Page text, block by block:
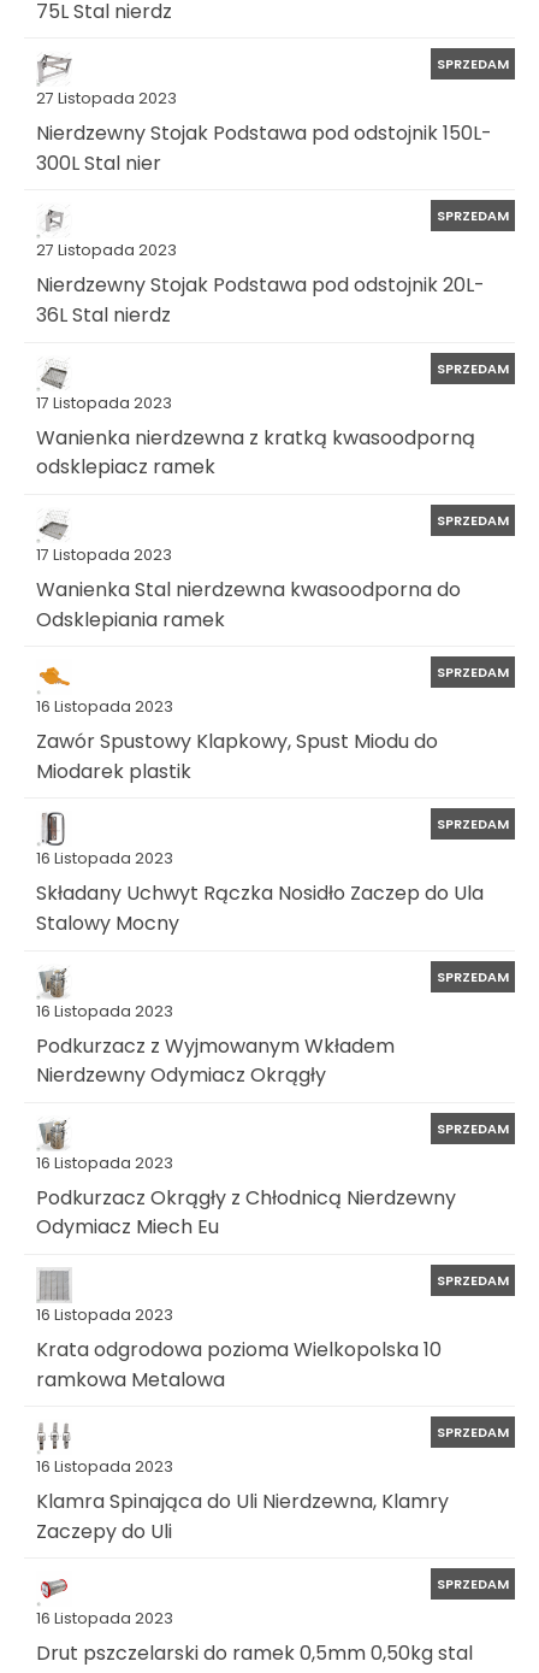
75L Stal nierdz
27 Listopada 2023
SPRZEDAM
Nierdzewny Stojak Podstawa pod odstojnik 150L-
300L Stal nier
27 Listopada 2023
SPRZEDAM
Nierdzewny Stojak Podstawa pod odstojnik 20L-
36L Stal nierdz
17 Listopada 2023
SPRZEDAM
Wanienka nierdzewna z kratką kwasoodporną
odsklepiacz ramek
17 Listopada 2023
SPRZEDAM
Wanienka Stal nierdzewna kwasoodporna do
Odsklepiania ramek
16 Listopada 2023
SPRZEDAM
Zawór Spustowy Klapkowy, Spust Miodu do
Miodarek plastik
16 Listopada 2023
SPRZEDAM
Składany Uchwyt Rączka Nosidło Zaczep do Ula
Stalowy Mocny
16 Listopada 2023
SPRZEDAM
Podkurzacz z Wyjmowanym Wkładem
Nierdzewny Odymiacz Okrągły
16 Listopada 2023
SPRZEDAM
Podkurzacz Okrągły z Chłodnicą Nierdzewny
Odymiacz Miech Eu
16 Listopada 2023
SPRZEDAM
Krata odgrodowa pozioma Wielkopolska 10
ramkowa Metalowa
16 Listopada 2023
SPRZEDAM
Klamra Spinająca do Uli Nierdzewna, Klamry
Zaczepy do Uli
16 Listopada 2023
SPRZEDAM
Drut pszczelarski do ramek 0,5mm 0,50kg stal